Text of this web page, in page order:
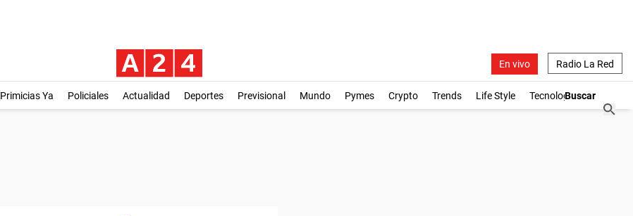
En vivo Radio La Red
Primicias Ya Policiales Actualidad Deportes Previsional Mundo Pymes Crypto Trends Life Style Tecnología